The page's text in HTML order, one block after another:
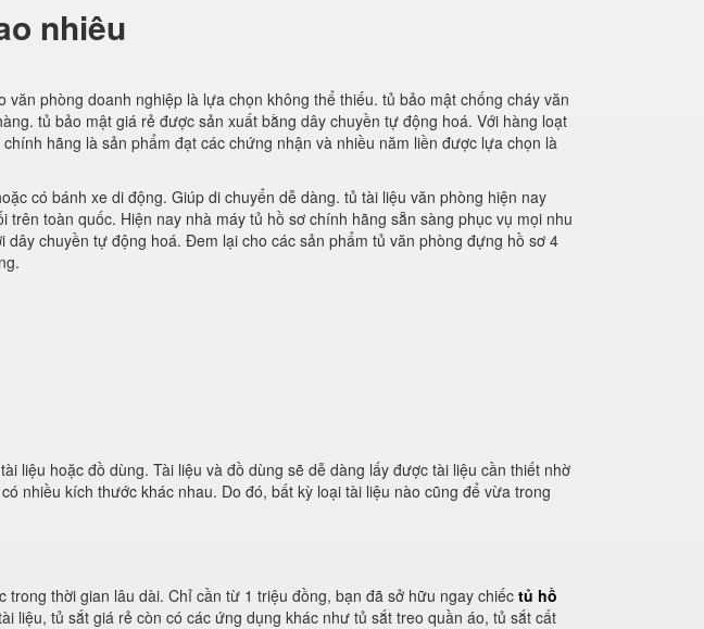
nhiêu
phòng doanh nghiệp là lựa chọn không thể thiếu. tủ bảo mật chống cháy văn
tủ bảo mật giá rẻ được sản xuất bằng dây chuyền tự động hoá. Với hàng loạt
hãng là sản phẩm đạt các chứng nhận và nhiều năm liền được lựa chọn là
có bánh xe di động. Giúp di chuyển dễ dàng. tủ tài liệu văn phòng hiện nay
toàn quốc. Hiện nay nhà máy tủ hồ sơ chính hãng sẵn sàng phục vụ mọi nhu
chuyền tự động hoá. Đem lại cho các sản phẩm tủ văn phòng đựng hồ sơ 4
liệu hoặc đồ dùng. Tài liệu và đồ dùng sẽ dễ dàng lấy được tài liệu cần thiết nhờ
nhiều kích thước khác nhau. Do đó, bất kỳ loại tài liệu nào cũng để vừa trong
thời gian lâu dài. Chỉ cần từ 1 triệu đồng, bạn đã sở hữu ngay chiếc tủ hồ
liệu, tủ sắt giá rẻ còn có các ứng dụng khác như tủ sắt treo quần áo, tủ sắt cất